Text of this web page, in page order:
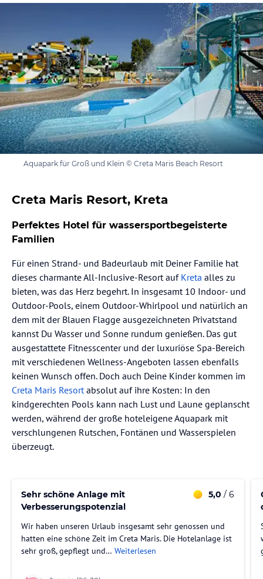
Aquapark für Groß und Klein © Creta Maris Beach Resort
Creta Maris Resort, Kreta
Perfektes Hotel für wassersportbegeisterte
Familien
Für einen Strand- und Badeurlaub mit Deiner Familie hat
dieses charmante All-Inclusive-Resort aufKreta alles zu
bieten, was das Herz begehrt. In insgesamt 10 Indoor- und
Outdoor-Pools, einem Outdoor-Whirlpool und natürlich an
dem mit der Blauen Flagge ausgezeichneten Privatstand
kannst Du Wasser und Sonne rundum genießen. Das gut
ausgestattete Fitnesscenter und der luxuriöse Spa-Bereich
mit verschiedenen Wellness-Angeboten lassen ebenfalls
keinen Wunsch offen. Doch auch Deine Kinder kommen im
Creta Maris Resort absolut auf ihre Kosten: In den
kindgerechten Pools kann nach Lust und Laune geplanscht
werden, während der große hoteleigene Aquapark mit
verschlungenen Rutschen, Fontänen und Wasserspielen
überzeugt.
Sehr schöne Anlage mit
Verbesserungspotenzial
5,0 / 6
Wir haben unseren Urlaub insgesamt sehr genossen und
hatten eine schöne Zeit im Creta Maris. Die Hotelanlage ist
sehr groß, gepflegt und… Weiterlesen